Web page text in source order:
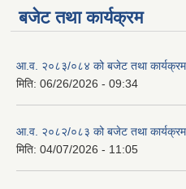
बजेट तथा कार्यक्रम
आ.व. २०८३/०८४ को बजेट तथा कार्यक्रम
मिति: 06/26/2026 - 09:34
आ.व. २०८२/०८३ को बजेट तथा कार्यक्रम
मिति: 04/07/2026 - 11:05